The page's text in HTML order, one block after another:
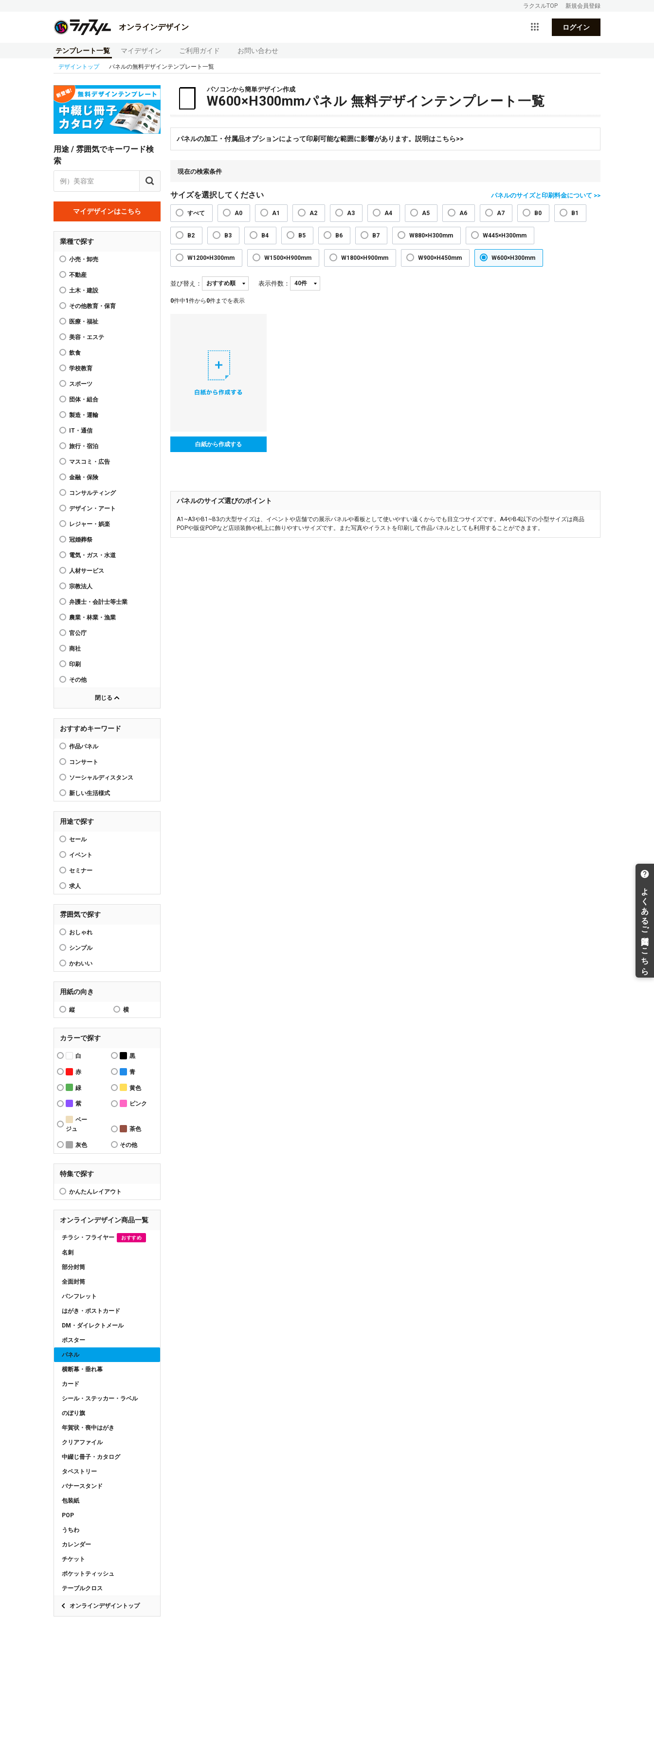
ラクスルTOP 新規会員登録
オンラインデザイン ログイン
テンプレート一覧 マイデザイン ご利用ガイド お問い合わせ
デザイントップ パネルの無料デザインテンプレート一覧
用途 / 雰囲気でキーワード検
索
マイデザインはこちら
業種で探す
小売・卸売
不動産
土木・建設
その他教育・保育
医療・福祉
美容・エステ
飲食
学校教育
スポーツ
団体・組合
製造・運輸
IT・通信
旅行・宿泊
マスコミ・広告
金融・保険
コンサルティング
デザイン・アート
レジャー・娯楽
冠婚葬祭
電気・ガス・水道
人材サービス
宗教法人
弁護士・会計士等士業
農業・林業・漁業
官公庁
商社
印刷
その他
閉じる
おすすめキーワード
作品パネル
コンサート
ソーシャルディスタンス
新しい生活様式
用途で探す
セール
イベント
セミナー
求人
雰囲気で探す
おしゃれ
シンプル
かわいい
用紙の向き
縦 横
カラーで探す
白 黒
赤 青
緑 黄色
紫 ピンク
ベー
ジュ
茶色
灰色 その他
特集で探す
かんたんレイアウト
オンラインデザイン商品一覧
チラシ・フライヤー おすすめ
名刺
部分封筒
全面封筒
パンフレット
はがき・ポストカード
DM・ダイレクトメール
ポスター
パネル
横断幕・垂れ幕
カード
シール・ステッカー・ラベル
のぼり旗
年賀状・喪中はがき
クリアファイル
中綴じ冊子・カタログ
タペストリー
バナースタンド
包装紙
POP
うちわ
カレンダー
チケット
ポケットティッシュ
テーブルクロス
オンラインデザイントップ
パソコンから簡単デザイン作成
W600×H300mmパネル 無料デザインテンプレート一覧
パネルの加工・付属品オプションによって印刷可能な範囲に影響があります。説明はこちら>>
現在の検索条件
サイズを選択してください パネルのサイズと印刷料金について >>
すべて A0 A1 A2 A3 A4 A5 A6 A7 B0 B1
B2 B3 B4 B5 B6 B7 W880×H300mm W445×H300mm
W1200×H300mm W1500×H900mm W1800×H900mm W900×H450mm W600×H300mm
並び替え： 表示件数：
0件中1 件から 0件までを表示
白紙から作成する
パネルのサイズ選びのポイント
A1~A3やB1~B3の大型サイズは、イベントや店舗での展示パネルや看板として使いやすい遠くからでも目立つサイズです。A4やB4以下の小型サイズは商品
POPや販促POPなど店頭装飾や机上に飾りやすいサイズです。また写真やイラストを印刷して作品パネルとしても利用することができます。